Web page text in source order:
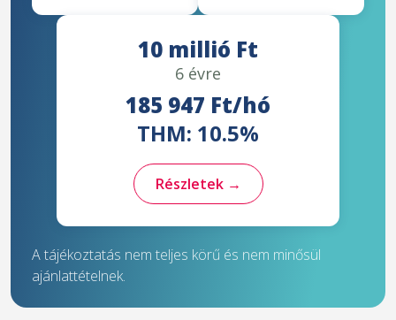
10 millió Ft
6 évre
185 947 Ft/hó
THM: 10.5%
Részletek →
A tájékoztatás nem teljes körű és nem minősül
ajánlattételnek.